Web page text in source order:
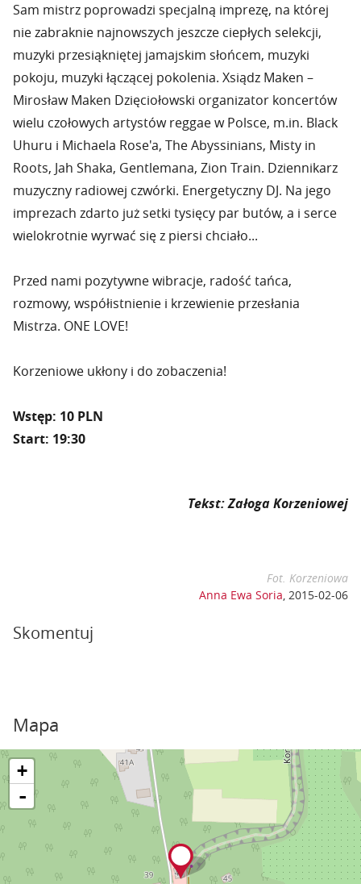
Sam mistrz poprowadzi specjalną imprezę, na której
nie zabraknie najnowszych jeszcze ciepłych selekcji,
muzyki przesiąkniętej jamajskim słońcem, muzyki
pokoju, muzyki łączącej pokolenia. Xsiądz Maken –
Mirosław Maken Dzięciołowski organizator koncertów
wielu czołowych artystów reggae w Polsce, m.in. Black
Uhuru i Michaela Rose'a, The Abyssinians, Misty in
Roots, Jah Shaka, Gentlemana, Zion Train. Dziennikarz
muzyczny radiowej czwórki. Energetyczny DJ. Na jego
imprezach zdarto już setki tysięcy par butów, a i serce
wielokrotnie wyrwać się z piersi chciało...
Przed nami pozytywne wibracje, radość tańca,
rozmowy, współistnienie i krzewienie przesłania
Mistrza. ONE LOVE!
Korzeniowe ukłony i do zobaczenia!
Wstęp: 10 PLN
Start: 19:30
Tekst: Załoga Korzeniowej
Fot. Korzeniowa
Anna Ewa Soria, 2015-02-06
Skomentuj
Mapa
+
-